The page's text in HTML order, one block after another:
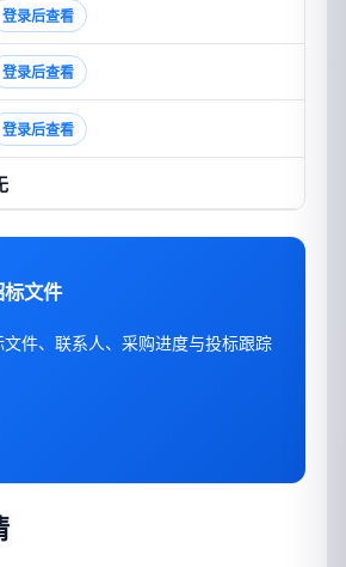
登录后查看
登录后查看
登录后查看
文件
件、联系人、采购进度与投标跟踪